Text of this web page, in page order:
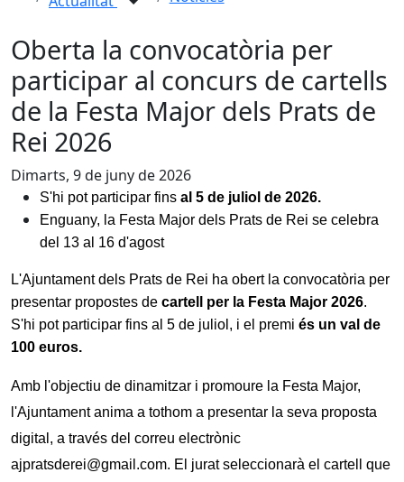
Oberta la convocatòria per
participar al concurs de cartells
de la Festa Major dels Prats de
Rei 2026
Dimarts, 9 de juny de 2026
S'hi pot participar fins al 5 de juliol de 2026.
Enguany, la Festa Major dels Prats de Rei se celebra
del 13 al 16 d'agost
L'Ajuntament dels Prats de Rei ha obert la convocatòria per
presentar propostes de cartell per la Festa Major 2026.
S'hi pot participar fins al 5 de juliol, i el premi és un val de
100 euros.
Amb l'objectiu de dinamitzar i promoure la Festa Major,
l'Ajuntament anima a tothom a presentar la seva proposta
digital, a través del correu electrònic
ajpratsderei@gmail.com. El jurat seleccionarà el cartell que